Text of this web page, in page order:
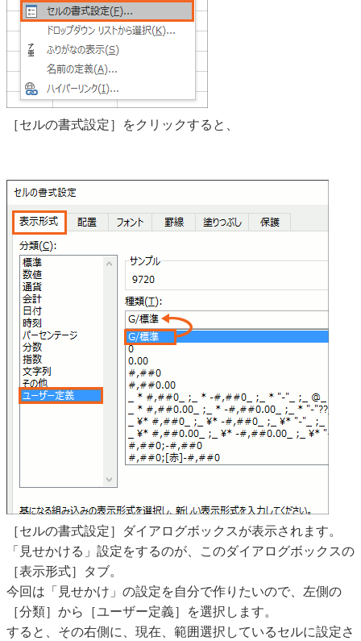
［セルの書式設定］をクリックすると、
［セルの書式設定］ダイアログボックスが表示されます。
「見せかける」設定をするのが、このダイアログボックスの
［表示形式］タブ。
今回は「見せかけ」の設定を自分で作りたいので、左側の
［分類］から［ユーザー定義］を選択します。
すると、その右側に、現在、範囲選択しているセルに設定さ